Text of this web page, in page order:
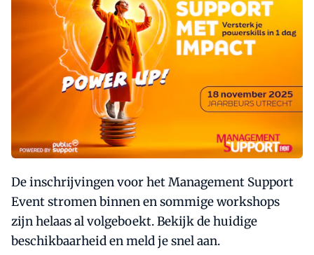
De inschrijvingen voor het Management Support
Event stromen binnen en sommige workshops
zijn helaas al volgeboekt. Bekijk de huidige
beschikbaarheid en meld je snel aan.